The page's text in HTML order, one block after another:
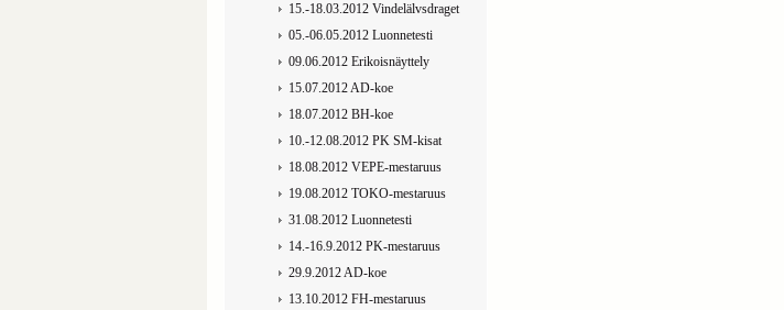
15.-18.03.2012 Vindelälvsdraget
05.-06.05.2012 Luonnetesti
09.06.2012 Erikoisnäyttely
15.07.2012 AD-koe
18.07.2012 BH-koe
10.-12.08.2012 PK SM-kisat
18.08.2012 VEPE-mestaruus
19.08.2012 TOKO-mestaruus
31.08.2012 Luonnetesti
14.-16.9.2012 PK-mestaruus
29.9.2012 AD-koe
13.10.2012 FH-mestaruus